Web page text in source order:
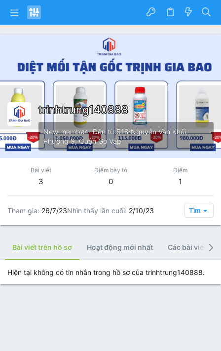
trinhtrung140888
New member ·Đến từ518 Nguyễn Văn Khối,
Phường 9, Quận Gò Vấp
Bài viết
3
Điểm bày tỏ
0
Điểm
1
Tham gia 26/7/23Nhìn thấy lần cuối 2/10/23 Tìm
Bài viết trên hồ sơ Hoạt động mới nhất Các bài viết
Hiện tại không có tin nhắn trong hồ sơ của trinhtrung140888.